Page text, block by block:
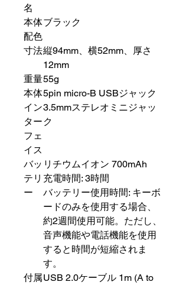
名
本体
配色
ブラック
寸法縦94mm、横52mm、厚さ
12mm
重量55g
本体
イン
ター
フェ
イス
5pin micro-B USBジャック
3.5mmステレオミニジャッ
ク
バッ
テリ
ー
リチウムイオン 700mAh
充電時間: 3時間
バッテリー使用時間: キーボ
ードのみを使用する場合、
約2週間使用可能。ただし、
音声機能や電話機能を使用
すると時間が短縮されま
す。
付属USB 2.0ケーブル 1m (A to